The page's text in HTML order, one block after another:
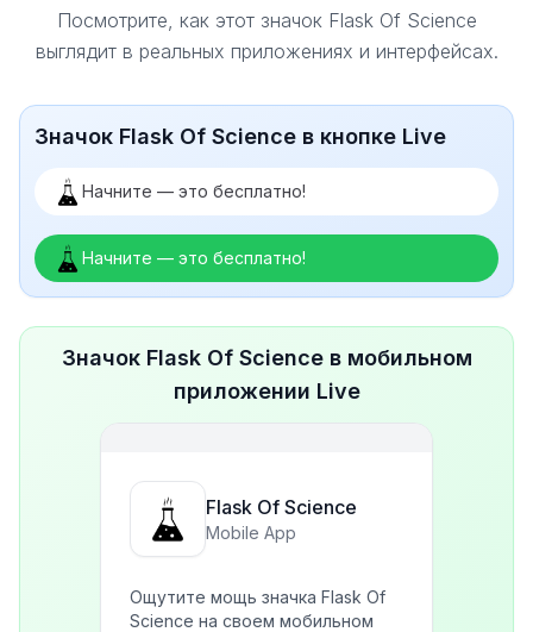
Посмотрите, как этот значок Flask Of Science
выглядит в реальных приложениях и интерфейсах.
Значок Flask Of Science в кнопке Live
Начните — это бесплатно!
Начните — это бесплатно!
Значок Flask Of Science в мобильном
приложении Live
Flask Of Science
Mobile App
Ощутите мощь значка Flask Of
Science на своем мобильном